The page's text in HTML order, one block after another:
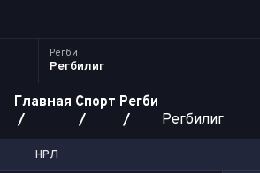
Регби
Регбилиг
Главная Спорт Регби
Регбилиг
НРЛ